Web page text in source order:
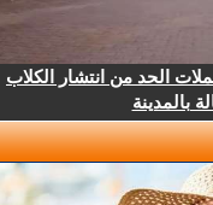
الحد من انتشار الكلاب
بالمدينة